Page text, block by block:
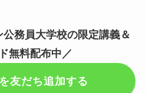
務員大学校の限定講義＆
無料配布中／
友だち追加する